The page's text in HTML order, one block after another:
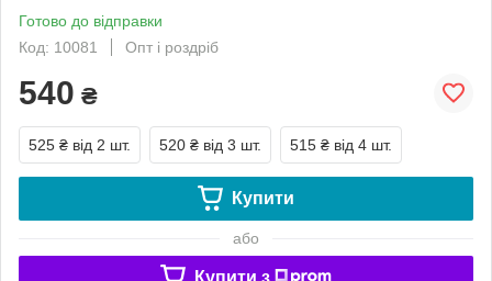
Готово до відправки
Код: 10081
Опт і роздріб
540 ₴
525 ₴ від 2 шт. 520 ₴ від 3 шт. 515 ₴ від 4 шт.
Купити
або
Купити з